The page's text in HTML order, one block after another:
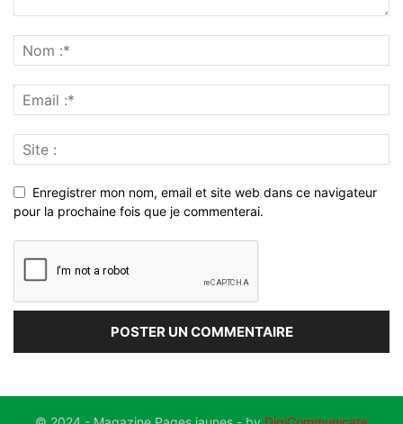
Enregistrer mon nom, email et site web dans ce navigateur
pour la prochaine fois que je commenterai.